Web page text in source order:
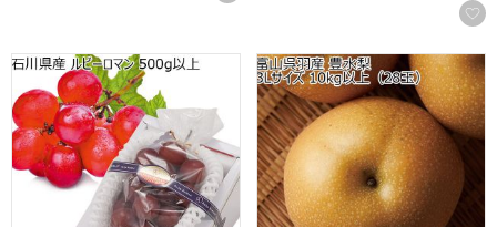
石川県産 ルビーロマン 500g以上【CB】富山県呉羽産 豊水梨 3Lサイ